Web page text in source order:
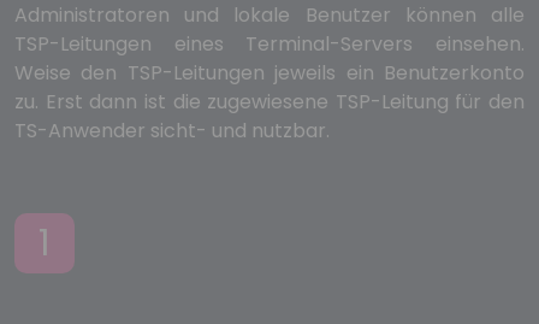
Administratoren und lokale Benutzer können alle
TSP-Leitungen eines Terminal-Servers einsehen.
Weise den TSP-Leitungen jeweils ein Benutzerkonto
zu. Erst dann ist die zugewiesene TSP-Leitung für den
TS-Anwender sicht- und nutzbar.
1